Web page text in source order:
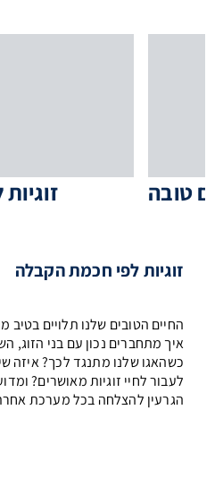
טובה
זוגיות לפי חכמת הקבלה
החיים הטובים שלנו תלויים
איך מתחברים נכון עם בני הזוג,
כשהאגו שלנו מתנגד לכך? איזה
לעבור לחיי זוגיות מאושרים?
הגרעין להצלחה בכל מערכת